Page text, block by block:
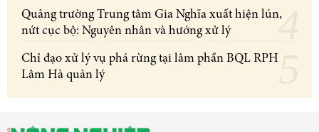
Quảng trường Trung tâm Gia Nghĩa xuất hiện lún,
nứt cục bộ: Nguyên nhân và hướng xử lý
Chỉ đạo xử lý vụ phá rừng tại lâm phần BQL RPH
Lâm Hà quản lý